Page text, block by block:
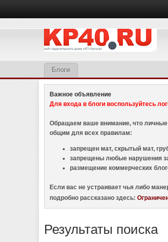
Блоги
Важное объявление
Для входа в блоги воспользуйтесь
Обращаем ваше внимание, что
общим для всех правилам:
запрещен мат, скрытый мат,
запрещены любые нарушения
размещение коммерческих
Если вас не устраивает чья либо
подробно рассказано здесь:
Результаты поиска